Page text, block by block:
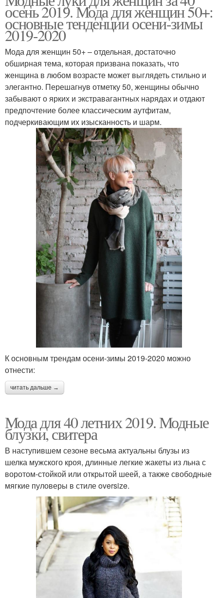
осень 2019. Мода для женщин 50+:
основные тенденции осени-зимы
2019-2020
Мода для женщин 50+ – отдельная, достаточно
обширная тема, которая призвана показать, что
женщина в любом возрасте может выглядеть стильно и
элегантно. Перешагнув отметку 50, женщины обычно
забывают о ярких и экстравагантных нарядах и отдают
предпочтение более классическим аутфитам,
подчеркивающим их изысканность и шарм.
К основным трендам осени-зимы 2019-2020 можно
отнести:
читать дальше →
Мода для 40 летних 2019. Модные
блузки, свитера
В наступившем сезоне весьма актуальны блузы из
шелка мужского кроя, длинные легкие жакеты из льна с
воротом-стойкой или открытой шеей, а также свободные
мягкие пуловеры в стиле oversize.